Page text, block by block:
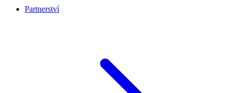
Partnerství